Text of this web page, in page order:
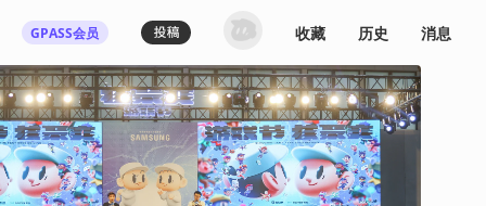
GPASS会员
登录机核你可以：
下载收藏播客节目 多端历史播放同步
发布内容动态/评论 关注喜欢的创作者
收藏 历史 消息